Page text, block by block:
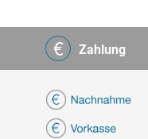
Zahlung